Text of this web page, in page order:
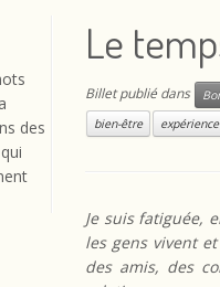
des
Le
Billet publié dans
bien-être expérience
Je suis fatiguée,
les gens vivent
des amis, des